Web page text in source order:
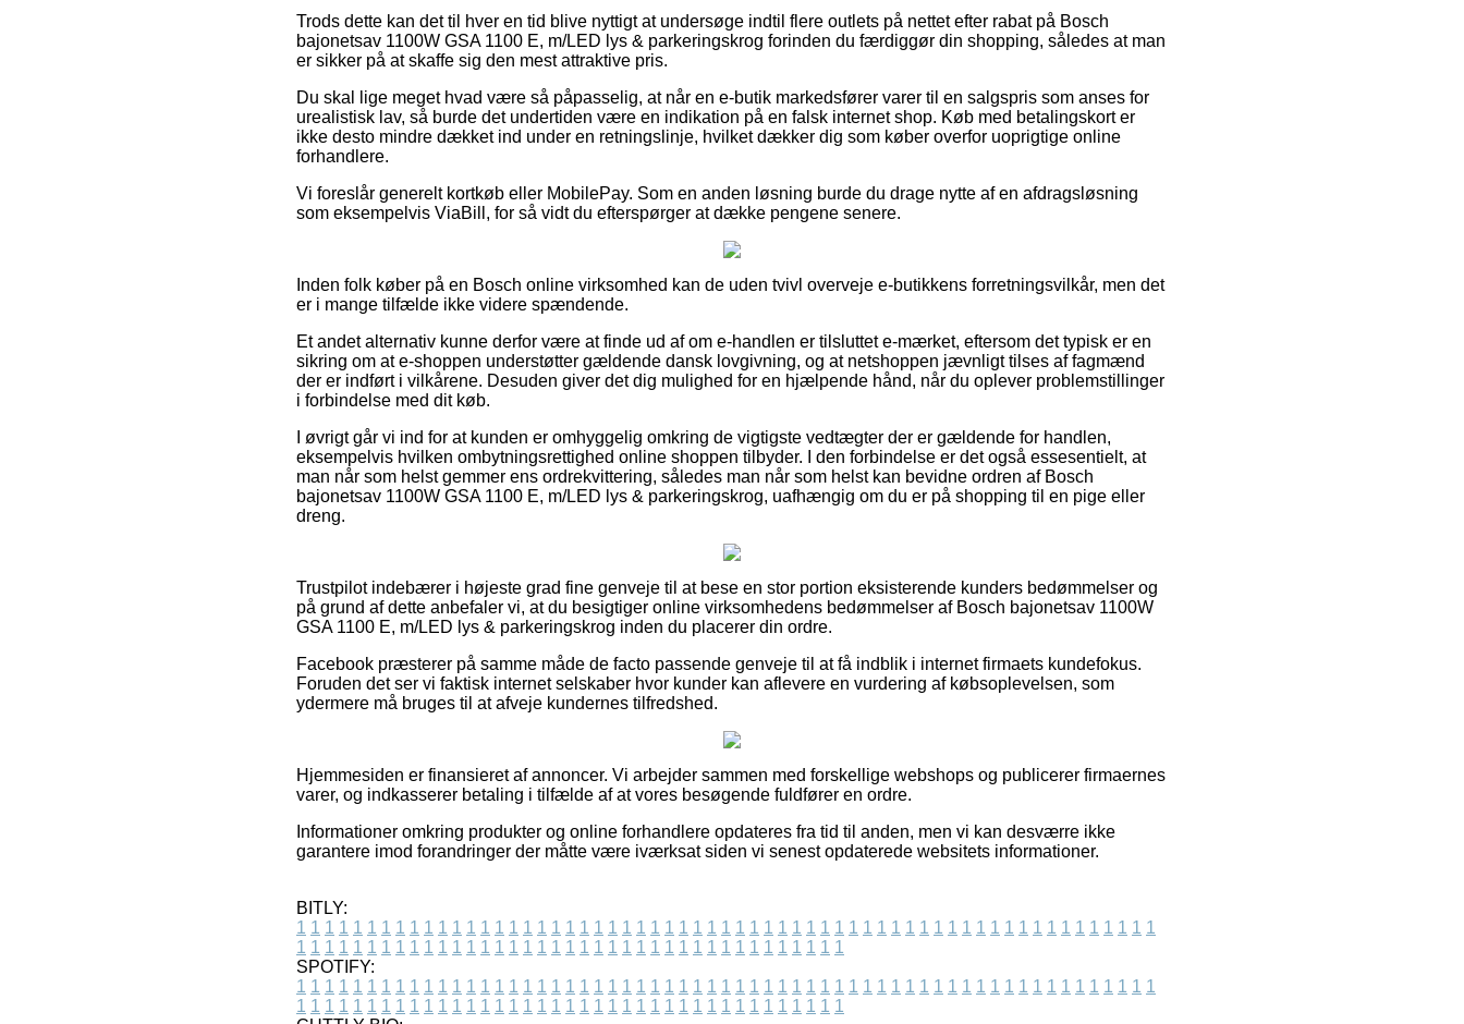
Trods dette kan det til hver en tid blive nyttigt at undersøge indtil flere outlets på nettet efter rabat på Bosch
bajonetsav 1100W GSA 1100 E, m/LED lys & parkeringskrog forinden du færdiggør din shopping, således at man
er sikker på at skaffe sig den mest attraktive pris.
Du skal lige meget hvad være så påpasselig, at når en e-butik markedsfører varer til en salgspris som anses for
urealistisk lav, så burde det undertiden være en indikation på en falsk internet shop. Køb med betalingskort er
ikke desto mindre dækket ind under en retningslinje, hvilket dækker dig som køber overfor uoprigtige online
forhandlere.
Vi foreslår generelt kortkøb eller MobilePay. Som en anden løsning burde du drage nytte af en afdragsløsning
som eksempelvis ViaBill, for så vidt du efterspørger at dække pengene senere.
Inden folk køber på en Bosch online virksomhed kan de uden tvivl overveje e-butikkens forretningsvilkår, men det
er i mange tilfælde ikke videre spændende.
Et andet alternativ kunne derfor være at finde ud af om e-handlen er tilsluttet e-mærket, eftersom det typisk er en
sikring om at e-shoppen understøtter gældende dansk lovgivning, og at netshoppen jævnligt tilses af fagmænd
der er indført i vilkårene. Desuden giver det dig mulighed for en hjælpende hånd, når du oplever problemstillinger
i forbindelse med dit køb.
I øvrigt går vi ind for at kunden er omhyggelig omkring de vigtigste vedtægter der er gældende for handlen,
eksempelvis hvilken ombytningsrettighed online shoppen tilbyder. I den forbindelse er det også essesentielt, at
man når som helst gemmer ens ordrekvittering, således man når som helst kan bevidne ordren af Bosch
bajonetsav 1100W GSA 1100 E, m/LED lys & parkeringskrog, uafhængig om du er på shopping til en pige eller
dreng.
Trustpilot indebærer i højeste grad fine genveje til at bese en stor portion eksisterende kunders bedømmelser og
på grund af dette anbefaler vi, at du besigtiger online virksomhedens bedømmelser af Bosch bajonetsav 1100W
GSA 1100 E, m/LED lys & parkeringskrog inden du placerer din ordre.
Facebook præsterer på samme måde de facto passende genveje til at få indblik i internet firmaets kundefokus.
Foruden det ser vi faktisk internet selskaber hvor kunder kan aflevere en vurdering af købsoplevelsen, som
ydermere må bruges til at afveje kundernes tilfredshed.
Hjemmesiden er finansieret af annoncer. Vi arbejder sammen med forskellige webshops og publicerer firmaernes
varer, og indkasserer betaling i tilfælde af at vores besøgende fuldfører en ordre.
Informationer omkring produkter og online forhandlere opdateres fra tid til anden, men vi kan desværre ikke
garantere imod forandringer der måtte være iværksat siden vi senest opdaterede websitets informationer.
BITLY:
1 1 1 1 1 1 1 1 1 1 1 1 1 1 1 1 1 1 1 1 1 1 1 1 1 1 1 1 1 1 1 1 1 1 1 1 1 1 1 1 1 1 1 1 1 1 1 1 1 1 1 1 1 1 1 1 1 1 1 1 1
1 1 1 1 1 1 1 1 1 1 1 1 1 1 1 1 1 1 1 1 1 1 1 1 1 1 1 1 1 1 1 1 1 1 1 1 1 1 1
SPOTIFY:
1 1 1 1 1 1 1 1 1 1 1 1 1 1 1 1 1 1 1 1 1 1 1 1 1 1 1 1 1 1 1 1 1 1 1 1 1 1 1 1 1 1 1 1 1 1 1 1 1 1 1 1 1 1 1 1 1 1 1 1 1
1 1 1 1 1 1 1 1 1 1 1 1 1 1 1 1 1 1 1 1 1 1 1 1 1 1 1 1 1 1 1 1 1 1 1 1 1 1 1